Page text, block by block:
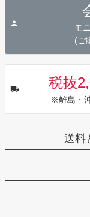
モ
(ご
税抜
※離島・
送料